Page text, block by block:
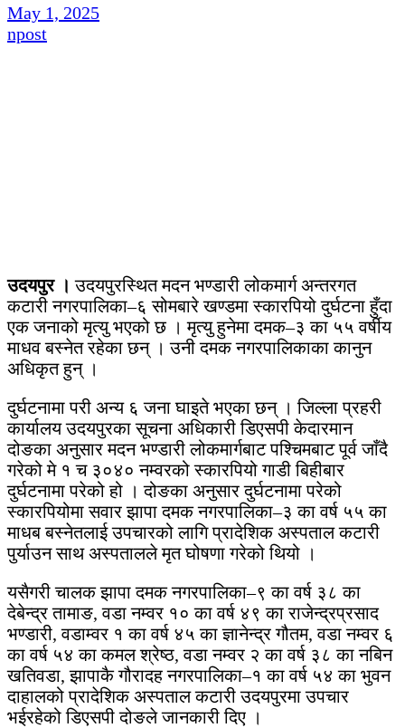
May 1, 2025
npost
उदयपुर ।उदयपुरस्थित मदन भण्डारी लोकमार्ग अन्तरगत
कटारी नगरपालिका–६ सोमबारे खण्डमा स्कारपियो दुर्घटना हुँदा
एक जनाको मृत्यु भएको छ । मृत्यु हुनेमा दमक–३ का ५५ वर्षीय
माधव बस्नेत रहेका छन् । उनी दमक नगरपालिकाका कानुन
अधिकृत हुन् ।
दुर्घटनामा परी अन्य ६ जना घाइते भएका छन् । जिल्ला प्रहरी
कार्यालय उदयपुरका सूचना अधिकारी डिएसपी केदारमान
दोङका अनुसार मदन भण्डारी लोकमार्गबाट पश्चिमबाट पूर्व जाँदै
गरेको मे १ च ३०४० नम्वरको स्कारपियो गाडी बिहीबार
दुर्घटनामा परेको हो । दोङका अनुसार दुर्घटनामा परेको
स्कारपियोमा सवार झापा दमक नगरपालिका–३ का वर्ष ५५ का
माधब बस्नेतलाई उपचारको लागि प्रादेशिक अस्पताल कटारी
पुर्याउन साथ अस्पतालले मृत घोषणा गरेको थियो ।
यसैगरी चालक झापा दमक नगरपालिका–९ का वर्ष ३८ का
देबेन्द्र तामाङ, वडा नम्वर १० का वर्ष ४९ का राजेन्द्रप्रसाद
भण्डारी, वडाम्वर १ का वर्ष ४५ का ज्ञानेन्द्र गौतम, वडा नम्वर ६
का वर्ष ५४ का कमल श्रेष्ठ, वडा नम्वर २ का वर्ष ३८ का नबिन
खतिवडा, झापाकै गौरादह नगरपालिका–१ का वर्ष ५४ का भुवन
दाहालको प्रादेशिक अस्पताल कटारी उदयपुरमा उपचार
भईरहेको डिएसपी दोङले जानकारी दिए ।